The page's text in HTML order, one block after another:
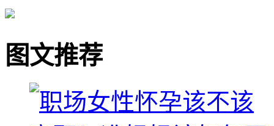
图文推荐